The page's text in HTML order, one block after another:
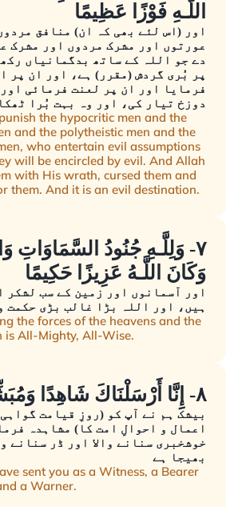
اللَّـهِ فَوْزًا عَظِيمًا
اور (اس لئے بھی کہ ان) منافق
عورتوں اور مشرک مردوں اور مشرک
دے جو اللہ کے ساتھ بدگمانیاں
پر بُری گردش (مقرر) ہے، اور ان پر
فرمایا اور ان پر لعنت فرمائی
دوزخ تیار کی، اور وہ بہت بُرا
the hypocritic men and the
and the polytheistic men and the
who entertain evil assumptions
will be encircled by evil. And Allah
with His wrath, cursed them and
them. And it is an evil destination.
٧- وَلِلَّـهِ جُنُودُ السَّمَاوَاتِ
وَكَانَ اللَّـهُ عَزِيزًا حَكِيمًا
اور آسمانوں اور زمین کے سب لشکر
ہیں، اور اللہ بڑا غالب بڑی حکمت
the forces of the heavens and the
is All-Mighty, All-Wise.
٨- إِنَّا أَرْسَلْنَاكَ شَاهِدًا وَمُبَشِّرًا وَنَذِيرًا
بیشک ہم نے آپ کو (روزِ قیامت
اعمال و احوالِ امت کا) مشاہدہ
خوشخبری سنانے والا اور ڈر سنانے
بھیجا ہے
sent you as a Witness, a Bearer
a Warner.